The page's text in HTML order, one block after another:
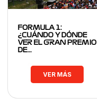
FORMULA 1:
¿CUÁNDO Y DÓNDE
VER EL GRAN PREMIO
DE…
VER MÁS